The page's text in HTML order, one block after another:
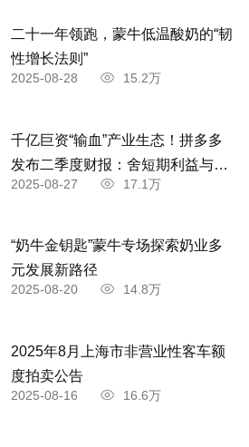
二十一年领跑，蒙牛低温酸奶的“韧
性增长法则”
2025-08-28 15.2万
千亿巨资“输血”产业生态！拼多多
发布二季度财报：舍短期利益与商
家共赴高质量发展
2025-08-27 17.1万
“奶牛金钥匙”蒙牛专场探索奶业多
元发展新路径
2025-08-20 14.8万
2025年8月上海市非营业性客车额
度拍卖公告
2025-08-16 16.6万